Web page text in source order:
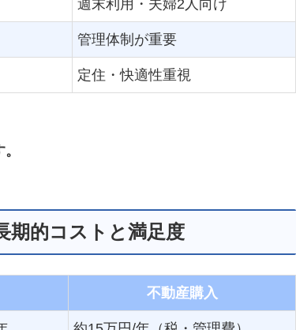
週末利用・夫婦2人向け
管理体制が重要
定住・快適性重視
期的コストと満足度
不動産購入